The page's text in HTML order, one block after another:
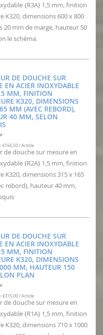
{R3A} 1,5 mm, finition
K320, dimensions 600 x 800
20 mm de marge, hauteur 50
le schéma.
DE DOUCHE SUR
EN ACIER INOXYDABLE
MM, FINITION
K320, DIMENSIONS
MM (AVEC REBORD),
40 MM, SELON
*
€166,50 / Article
de douche sur mesure en
{R2A} 1,5 mm, finition
K320, dimensions 315 x 165
rebord), hauteur 40 mm,
DE DOUCHE SUR
EN ACIER INOXYDABLE
MM, FINITION
K320, DIMENSIONS
MM, HAUTEUR 150
PLAN
*
€315,00 / Article
de douche sur mesure en
{R1A} 1,5 mm, finition
K320, dimensions 710 x 1000